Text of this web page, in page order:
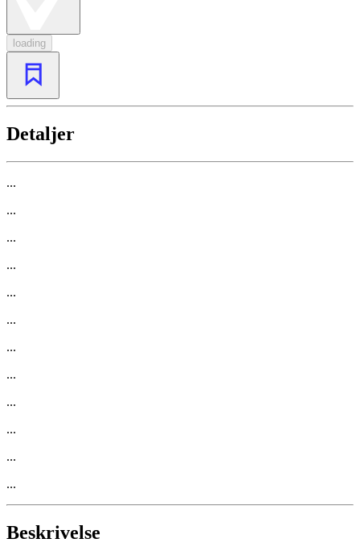
loading
Detaljer
...
...
...
...
...
...
...
...
...
...
...
...
Beskrivelse